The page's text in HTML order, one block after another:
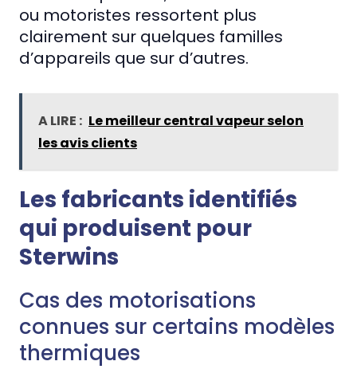
ou motoristes ressortent plus
clairement sur quelques familles
d’appareils que sur d’autres.
A LIRE : Le meilleur central vapeur selon
les avis clients
Les fabricants identifiés
qui produisent pour
Sterwins
Cas des motorisations
connues sur certains modèles
thermiques